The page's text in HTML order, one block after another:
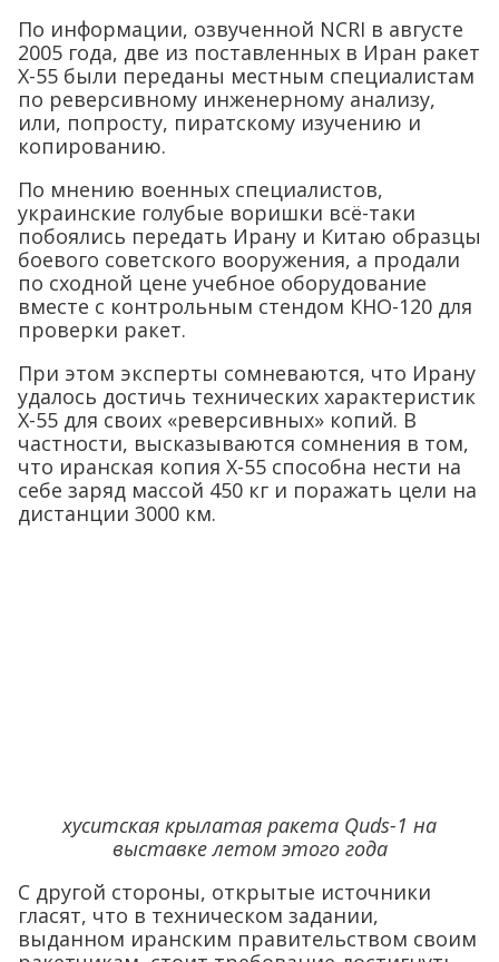
По информации, озвученной NCRI в августе
2005 года, две из поставленных в Иран ракет
Х-55 были переданы местным специалистам
по реверсивному инженерному анализу,
или, попросту, пиратскому изучению и
копированию.
По мнению военных специалистов,
украинские голубые воришки всё-таки
побоялись передать Ирану и Китаю образцы
боевого советского вооружения, а продали
по сходной цене учебное оборудование
вместе с контрольным стендом КНО-120 для
проверки ракет.
При этом эксперты сомневаются, что Ирану
удалось достичь технических характеристик
Х-55 для своих «реверсивных» копий. В
частности, высказываются сомнения в том,
что иранская копия Х-55 способна нести на
себе заряд массой 450 кг и поражать цели на
дистанции 3000 км.
хуситская крылатая ракета Quds-1 на
выставке летом этого года
С другой стороны, открытые источники
гласят, что в техническом задании,
выданном иранским правительством своим